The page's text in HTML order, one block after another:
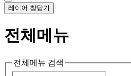
레이어 창닫기
전체메뉴
전체메뉴 검색